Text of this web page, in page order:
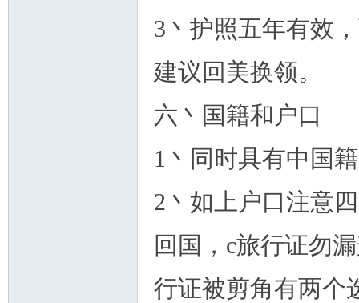
3丶护照五年有效
建议回美换领。
六丶国籍和户口
1丶同时具有中国
2丶如上户口注意
回国，c旅行证勿
行证被剪角有两个